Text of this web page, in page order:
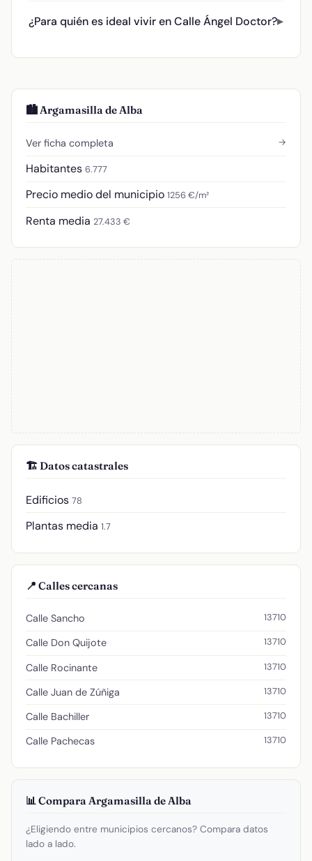
¿Para quién es ideal vivir en Calle Ángel Doctor?
🏙️ Argamasilla de Alba
Ver ficha completa →
Habitantes 6.777
Precio medio del municipio 1256 €/m²
Renta media 27.433 €
🏗️ Datos catastrales
Edificios 78
Plantas media 1.7
📍 Calles cercanas
Calle Sancho 13710
Calle Don Quijote 13710
Calle Rocinante 13710
Calle Juan de Zúñiga 13710
Calle Bachiller 13710
Calle Pachecas 13710
📊 Compara Argamasilla de Alba
¿Eligiendo entre municipios cercanos? Compara datos
lado a lado.